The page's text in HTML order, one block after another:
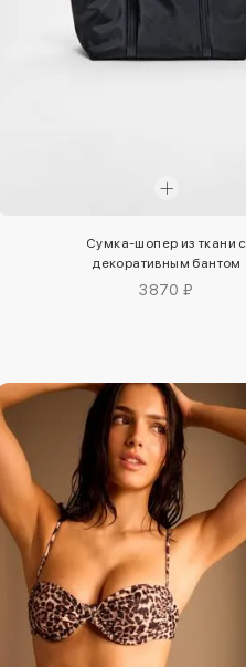
Сумка-шопер из ткани с
декоративным бантом
3870 ₽